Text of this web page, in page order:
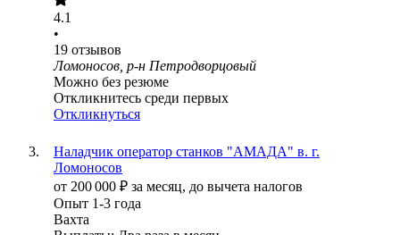
4.1
•
19 отзывов
Ломоносов, р-н Петродворцовый
Можно без резюме
Откликнитесь среди первых
Откликнуться
Наладчик оператор станков "АМАДА" в. г.
Ломоносов
от 200 000 ₽ за месяц, до вычета налогов
Опыт 1-3 года
Вахта